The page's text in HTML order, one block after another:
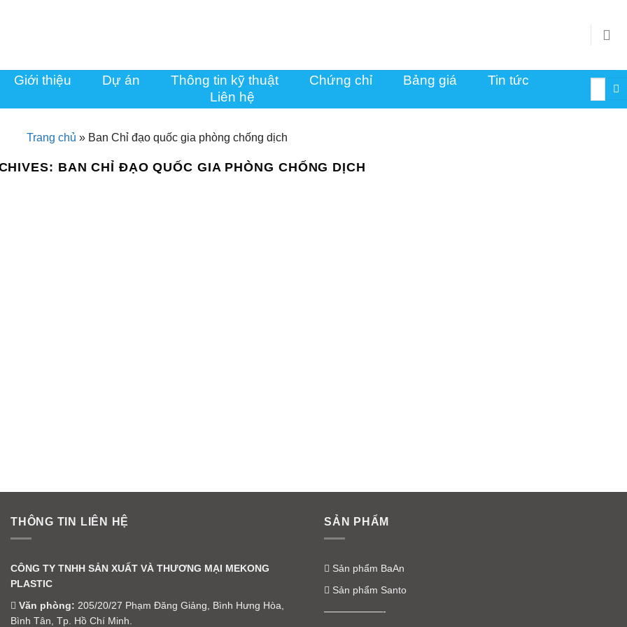
Giới thiệu Dự án Thông tin kỹ thuật Chứng chỉ Bảng giá
Tin tức
Liên hệ
Trang chủ » Ban Chỉ đạo quốc gia phòng chống dịch
BAN CHỈ ĐẠO QUỐC GIA PHÒNG CHỐNG DỊCH
THÔNG TIN LIÊN HỆ
CÔNG TY TNHH SẢN XUẤT VÀ THƯƠNG MẠI MEKONG
PLASTIC
Văn phòng: 205/20/27 Phạm Đăng Giảng, Bình Hưng Hòa,
Bình Tân, Tp. Hồ Chí Minh.
SẢN PHẨM
Sản phẩm BaAn
Sản phẩm Santo
——————-